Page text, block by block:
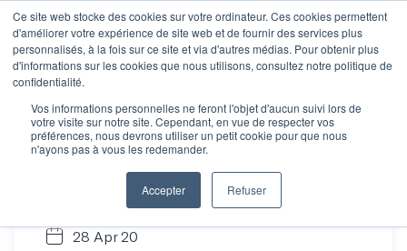
Ce site web stocke des cookies sur votre ordinateur. Ces cookies permettent
d'améliorer votre expérience de site web et de fournir des services plus
personnalisés, à la fois sur ce site et via d'autres médias. Pour obtenir plus
d'informations sur les cookies que nous utilisons, consultez notre politique de
confidentialité.
Vos informations personnelles ne feront l'objet d'aucun suivi lors de
votre visite sur notre site. Cependant, en vue de respecter vos
préférences, nous devrons utiliser un petit cookie pour que nous
n'ayons pas à vous les redemander.
Accepter Refuser
Découvrez Les Mots...
à distance !
28 Apr 20